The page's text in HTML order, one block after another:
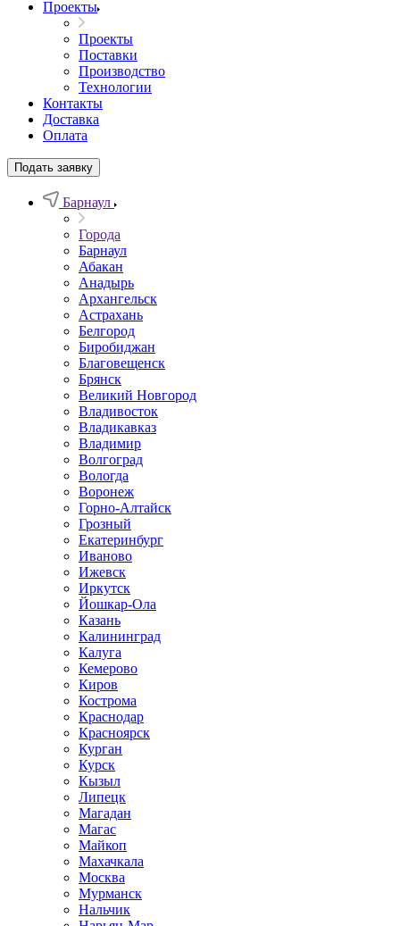
Проекты
Проекты
Поставки
Производство
Технологии
Контакты
Доставка
Оплата
Подать заявку
Барнаул
Города
Барнаул
Абакан
Анадырь
Архангельск
Астрахань
Белгород
Биробиджан
Благовещенск
Брянск
Великий Новгород
Владивосток
Владикавказ
Владимир
Волгоград
Вологда
Воронеж
Горно-Алтайск
Грозный
Екатеринбург
Иваново
Ижевск
Иркутск
Йошкар-Ола
Казань
Калининград
Калуга
Кемерово
Киров
Кострома
Краснодар
Красноярск
Курган
Курск
Кызыл
Липецк
Магадан
Магас
Майкоп
Махачкала
Москва
Мурманск
Нальчик